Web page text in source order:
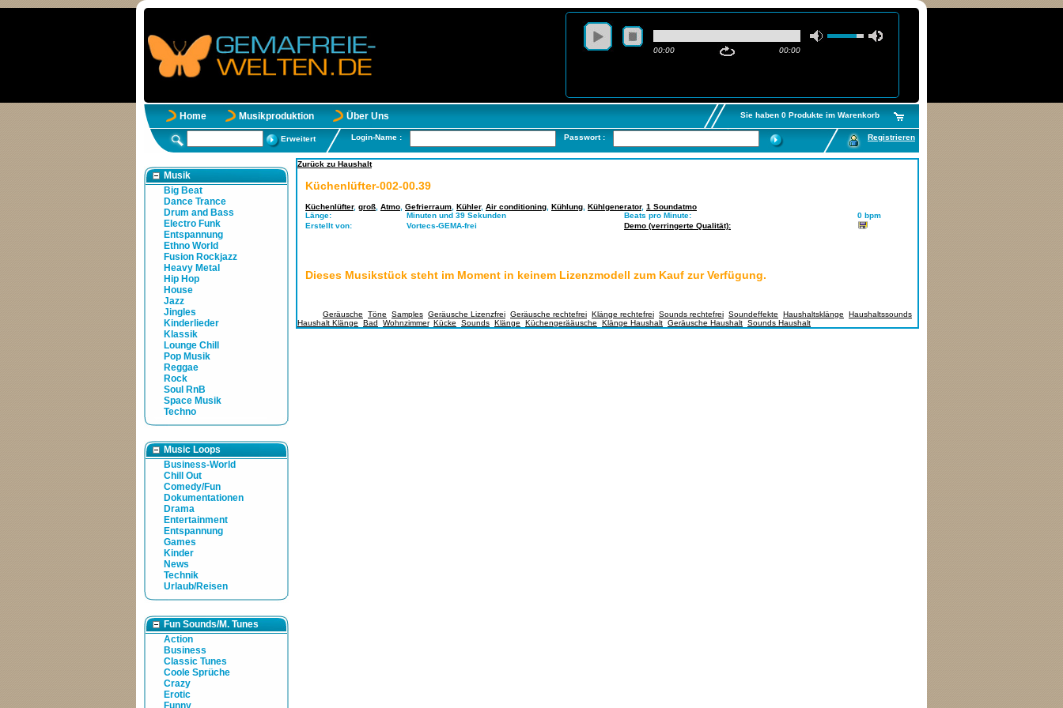
00:00 00:00
Home Musikproduktion Über Uns Sie haben 0 Produkte im Warenkorb
Erweitert Login-Name : Passwort : Registrieren
Musik
Big Beat
Dance Trance
Drum and Bass
Electro Funk
Entspannung
Ethno World
Fusion Rockjazz
Heavy Metal
Hip Hop
House
Jazz
Jingles
Kinderlieder
Klassik
Lounge Chill
Pop Musik
Reggae
Rock
Soul RnB
Space Musik
Techno
Music Loops
Business-World
Chill Out
Comedy/Fun
Dokumentationen
Drama
Entertainment
Entspannung
Games
Kinder
News
Technik
Urlaub/Reisen
Fun Sounds/M. Tunes
Action
Business
Classic Tunes
Coole Sprüche
Crazy
Erotic
Funny
Zurück zu Haushalt
Küchenlüfter-002-00.39
Küchenlüfter, groß Atmo Gefrierraum Kühler, Air conditioning Kühlung Kühlgenerator, 1 Soundatmo
Länge:
Minuten und 39 Sekunden Beats pro Minute:
0 bpm
Erstellt von:
Vortecs-GEMA-frei Demo (verringerte Qualität):
Dieses Musikstück steht im Moment in keinem Lizenzmodell zum Kauf zur Verfügung.
Geräusche Töne Samples Geräusche Lizenzfrei Geräusche rechtefrei Klänge rechtefrei Sounds rechtefrei Soundeffekte Haushaltsklänge Haushaltssounds
Haushalt Klänge
Bad Wohnzimmer, Kücke Sounds Klänge Küchengerääusche Klänge Haushalt Geräusche Haushalt Sounds Haushalt